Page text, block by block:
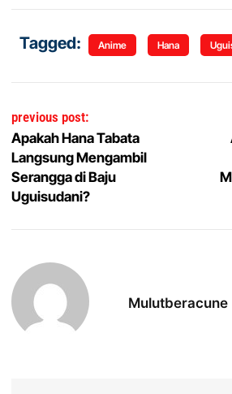
Tagged: Anime Hana
Navigasi pos
previous post:
Apakah Hana Tabata
Langsung Mengambil
Serangga di Baju
Uguisudani?
Mulutberacune